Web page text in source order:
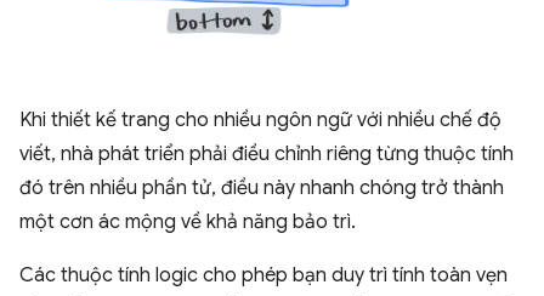
Khi thiết kế trang cho nhiều ngôn ngữ với nhiều chế độ
viết, nhà phát triển phải điều chỉnh riêng từng thuộc tính
đó trên nhiều phần tử, điều này nhanh chóng trở thành
một cơn ác mộng về khả năng bảo trì.
Các thuộc tính logic cho phép bạn duy trì tính toàn vẹn